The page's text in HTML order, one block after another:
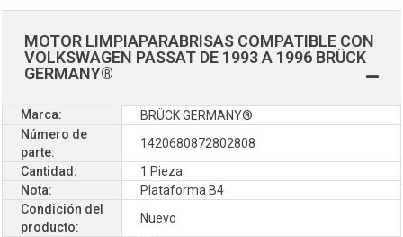
MOTOR LIMPIAPARABRISAS COMPATIBLE CON
VOLKSWAGEN PASSAT DE 1993 A 1996 BRÜCK
GERMANY®
Marca:
BRÜCK GERMANY®
Número de
parte:
1420680872802808
Cantidad:
1 Pieza
Nota:
Plataforma B4
Condición del
producto:
Nuevo